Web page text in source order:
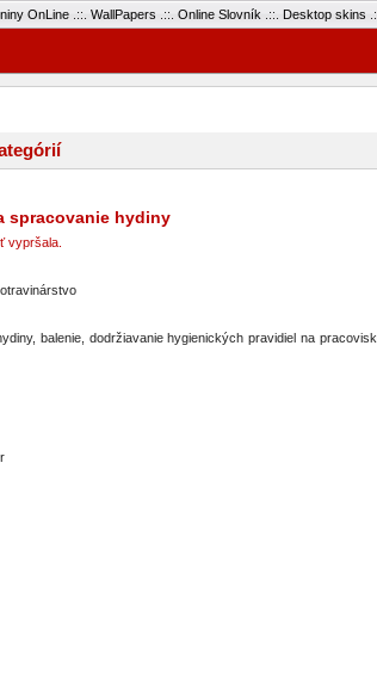
OnLine.::. WallPapers .::. Online Slovník .::. Desktop skins
spracovanie hydiny
vypršala.
balenie, dodržiavanie hygienických pravidiel na